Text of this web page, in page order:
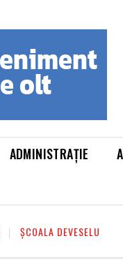
ADMINISTRAȚIE
ȘCOALA DEVESELU